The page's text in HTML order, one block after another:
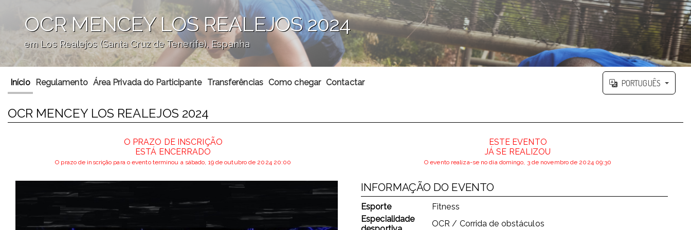
OCR MENCEY LOS REALEJOS 2024
em Los Realejos (Santa Cruz de Tenerife), Espanha
Início Regulamento Área Privada do Participante Transferências Como chegar Contactar PORTUGUÊS
OCR MENCEY LOS REALEJOS 2024
O PRAZO DE INSCRIÇÃO
ESTÁ ENCERRADO
O prazo de inscrição para o evento terminou a sábado, 19 de outubro de 2024 20:00
ESTE EVENTO
JÁ SE REALIZOU
O evento realiza-se no dia domingo, 3 de novembro de 2024 09:30
INFORMAÇÃO DO EVENTO
Esporte
Fitness
Especialidade
OCR / Corrida de obstáculos